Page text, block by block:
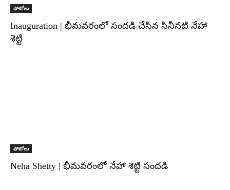
ఫోటోలు
Inauguration | భీమవరంలో సందడి చేసిన సినీనటి నేహా
శెట్టి
ఫోటోలు
Neha Shetty | భీమవరంలో నేహా శెట్టి సందడి